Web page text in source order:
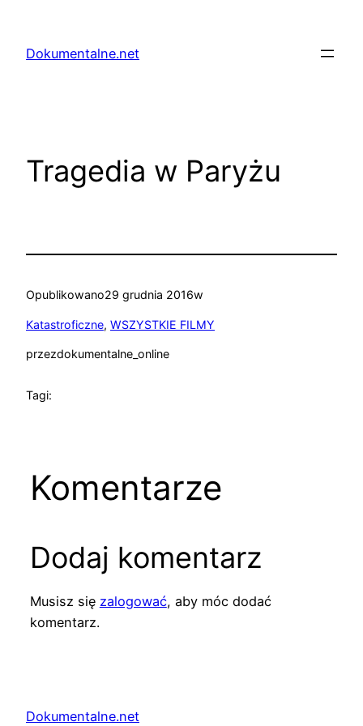
treściDokumentalne.net
Tragedia w Paryżu
Opublikowano29 grudnia 2016w
Katastroficzne, WSZYSTKIE FILMY
przezdokumentalne_online
Tagi:
Komentarze
Dodaj komentarz
Musisz się zalogować, aby móc dodać
komentarz.
Dokumentalne.net